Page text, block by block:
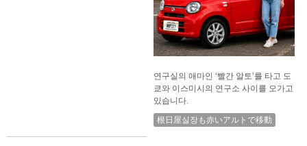
연구실의 애마인 ‘빨간 알토’를 타고 도
쿄와 이스미시의 연구소 사이를 오가고
있습니다.
根日屋실장も赤いアルトで移動